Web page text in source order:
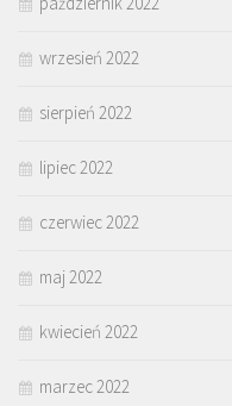
wrzesień 2022
sierpień 2022
lipiec 2022
czerwiec 2022
maj 2022
kwiecień 2022
marzec 2022